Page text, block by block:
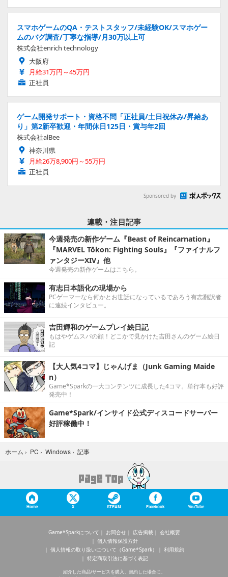
スマホゲームのQA・テストスタッフ/未経験OK/スマホゲー
ムのバグ調査/丁寧な指導/月30万以上可
株式会社enrich technology
大阪府
月給31万円～45万円
正社員
ゲーム開発サポート・資格不問「正社員/土日祝休み/昇給あ
り」第2新卒歓迎・年間休日125日・賞与年2回
株式会社alBee
神奈川県
月給26万8,900円～55万円
正社員
Sponsored by
連載・注目記事
今週発売の新作ゲーム『Beast of Reincarnation』
『MARVEL Tōkon: Fighting Souls』『ファイナルフ
ァンタジーXIV』他
今週発売の新作ゲームはこちら。
有志日本語化の現場から
PCゲーマーなら何かとお世話になっているであろう有志翻訳者
に連続インタビュー。
吉田輝和のゲームプレイ絵日記
もはやゲムスパの顔！どこかで見かけた吉田さんのゲーム絵日
記
【大人気4コマ】じゃんげま（Junk Gaming Maide
n）
Game*Sparkの一大コンテンツに成長した4コマ。単行本も好評
発売中！
Game*Spark/インサイド公式ディスコードサーバー
好評稼働中！
ホーム › PC › Windows › 記事
Home X STEAM Facebook YouTube
Game*Sparkについて お問合せ 広告掲載
会社概要
個人情報保護方針
個人情報の取り扱いについて（Game*Spark）
利用規約
特定商取引法に基づく表記
紹介した商品/サービスを購入、契約した場合に、